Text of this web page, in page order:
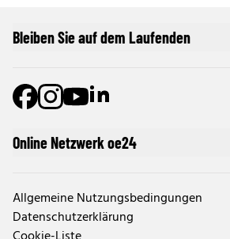
Online Netzwerk oe24
Allgemeine Nutzungsbedingungen
Datenschutzerklärung
Bleiben Sie auf dem Laufenden